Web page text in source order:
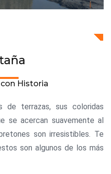
Historia
de terrazas, sus coloridas
se acercan suavemente al
son irresistibles. Te
son algunos de los más